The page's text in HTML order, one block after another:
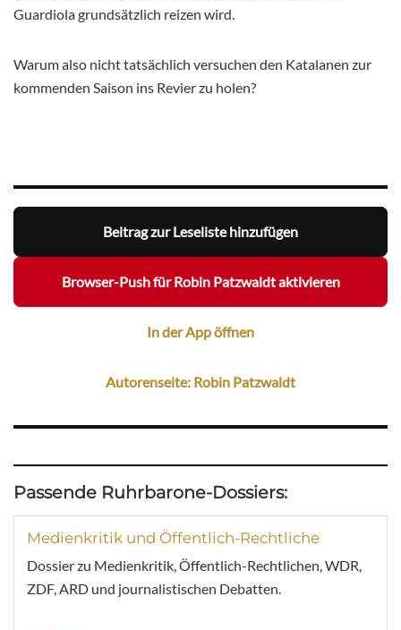
Guardiola grundsätzlich reizen wird.
Warum also nicht tatsächlich versuchen den Katalanen zur
kommenden Saison ins Revier zu holen?
Beitrag zur Leseliste hinzufügen
Browser-Push für Robin Patzwaldt aktivieren
In der App öffnen
Autorenseite: Robin Patzwaldt
Passende Ruhrbarone-Dossiers:
Medienkritik und Öffentlich-Rechtliche
Dossier zu Medienkritik, Öffentlich-Rechtlichen, WDR,
ZDF, ARD und journalistischen Debatten.